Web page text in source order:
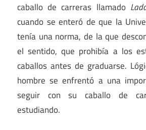
caballo de carreras llamado
cuando se enteró de que la
tenía una norma, de la que
el sentido, que prohibía a los
caballos antes de graduarse.
hombre se enfrentó a una
seguir con su caballo de
estudiando.